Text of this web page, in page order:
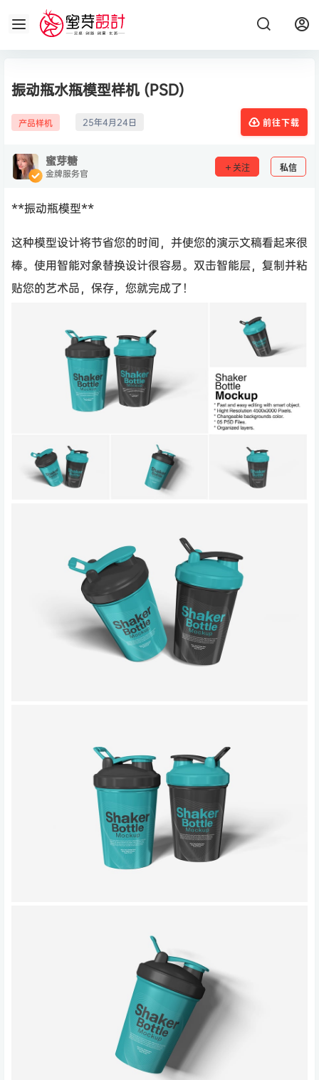
振动瓶水瓶模型样机 (PSD)
产品样机 25年4月24日 前往下载
蜜芽糖
金牌服务官 关注 私信
**振动瓶模型**
这种模型设计将节省您的时间，并使您的演示文稿看起来很
棒。使用智能对象替换设计很容易。双击智能层，复制并粘
贴您的艺术品，保存，您就完成了！